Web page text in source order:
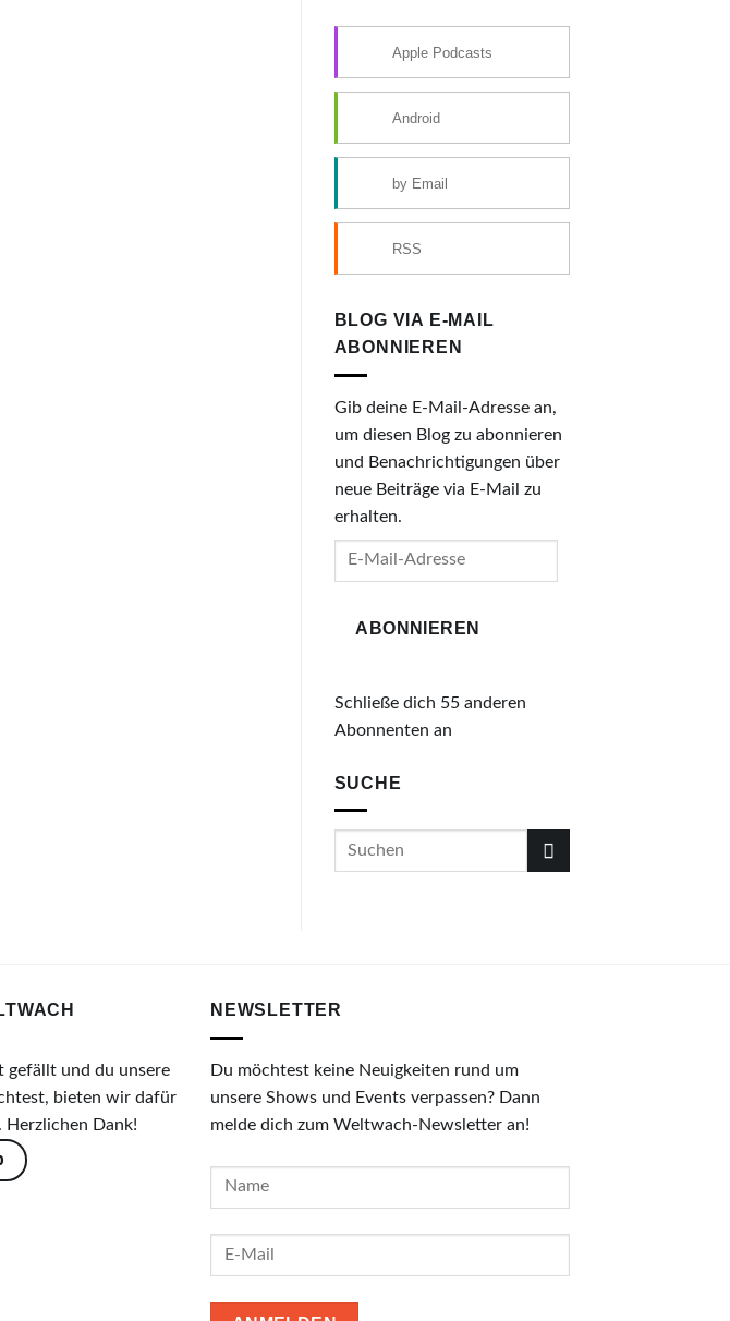
Apple Podcasts
Android
by Email
RSS
BLOG VIA E-MAIL
ABONNIEREN
Gib deine E-Mail-Adresse an,
um diesen Blog zu abonnieren
und Benachrichtigungen über
neue Beiträge via E-Mail zu
erhalten.
ABONNIEREN
Schließe dich 55 anderen
Abonnenten an
SUCHE
gefällt und du unsere
bieten wir dafür
Dank!
NEWSLETTER
Du möchtest keine Neuigkeiten rund um
unsere Shows und Events verpassen? Dann
melde dich zum Weltwach-Newsletter an!